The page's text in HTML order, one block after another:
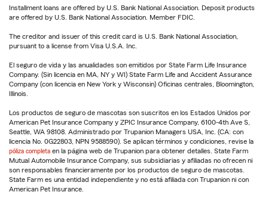
Installment loans are offered by U.S. Bank National Association. Deposit products
are offered by U.S. Bank National Association. Member FDIC.
The creditor and issuer of this credit card is U.S. Bank National Association,
pursuant to a license from Visa U.S.A. Inc.
El seguro de vida y las anualidades son emitidos por State Farm Life Insurance
Company. (Sin licencia en MA, NY y WI) State Farm Life and Accident Assurance
Company (con licencia en New York y Wisconsin) Oficinas centrales, Bloomington,
Illinois.
Los productos de seguro de mascotas son suscritos en los Estados Unidos por
American Pet Insurance Company y ZPIC Insurance Company, 6100-4th Ave S,
Seattle, WA 98108. Administrado por Trupanion Managers USA, Inc. (CA: con
licencia No. 0G22803, NPN 9588590). Se aplican términos y condiciones, revise la
póliza completa en la página web de Trupanion para obtener detalles. State Farm
Mutual Automobile Insurance Company, sus subsidiarias y afiliadas no ofrecen ni
son responsables financieramente por los productos de seguro de mascotas.
State Farm es una entidad independiente y no está afiliada con Trupanion ni con
American Pet Insurance.